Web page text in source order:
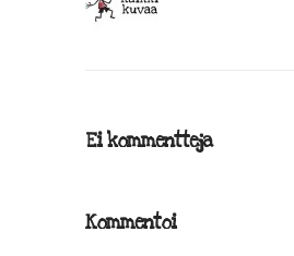
Ei kommentteja
Kommentoi